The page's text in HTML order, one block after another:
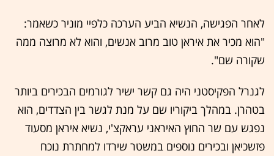
לאחר הפגישה, הנשיא הביע הערכה כלפיי מוניר כשאמר:
"הוא מכיר את איראן טוב מרוב אנשים, והוא לא מרוצה ממה
שקורה שם".
לגנרל הפקיסטני היה גם קשר ישיר לגורמים הבכירים ביותר
בטהרן. במהלך ביקוריו שם על מנת לגשר בין הצדדים, הוא
נפגש עם שר החוץ האיראני עראקצ'י, נשיא איראן מסעוד
פזשכיאן ובכירים נוספים במשטר שירדו למחתרת נוכח